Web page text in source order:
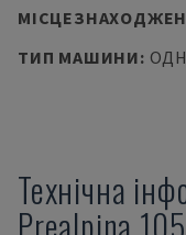
ТИП МАШИНИ:
Технічна